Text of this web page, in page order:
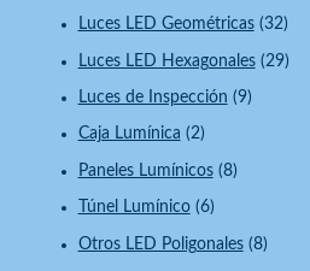
Luces LED Geométricas (32)
Luces LED Hexagonales (29)
Luces de Inspección (9)
Caja Lumínica (2)
Paneles Lumínicos (8)
Túnel Lumínico (6)
Otros LED Poligonales (8)